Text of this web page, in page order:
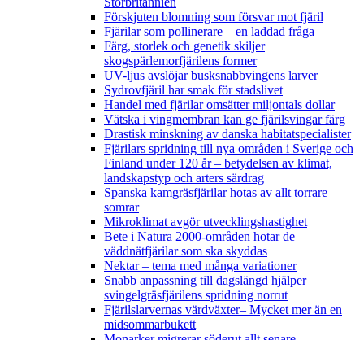
Förskjuten blomning som försvar mot fjäril
Fjärilar som pollinerare – en laddad fråga
Färg, storlek och genetik skiljer
skogspärlemorfjärilens former
UV-ljus avslöjar busksnabbvingens larver
Sydrovfjäril har smak för stadslivet
Handel med fjärilar omsätter miljontals dollar
Vätska i vingmembran kan ge fjärilsvingar färg
Drastisk minskning av danska habitatspecialister
Fjärilars spridning till nya områden i Sverige och
Finland under 120 år– betydelsen av klimat,
landskapstyp och arters särdrag
Spanska kamgräsfjärilar hotas av allt torrare
somrar
Mikroklimat avgör utvecklingshastighet
Bete i Natura 2000-områden hotar de
väddnätfjärilar som ska skyddas
Nektar – tema med många variationer
Snabb anpassning till dagslängd hjälper
svingelgräsfjärilens spridning norrut
Fjärilslarvernas värdväxter– Mycket mer än en
midsommarbukett